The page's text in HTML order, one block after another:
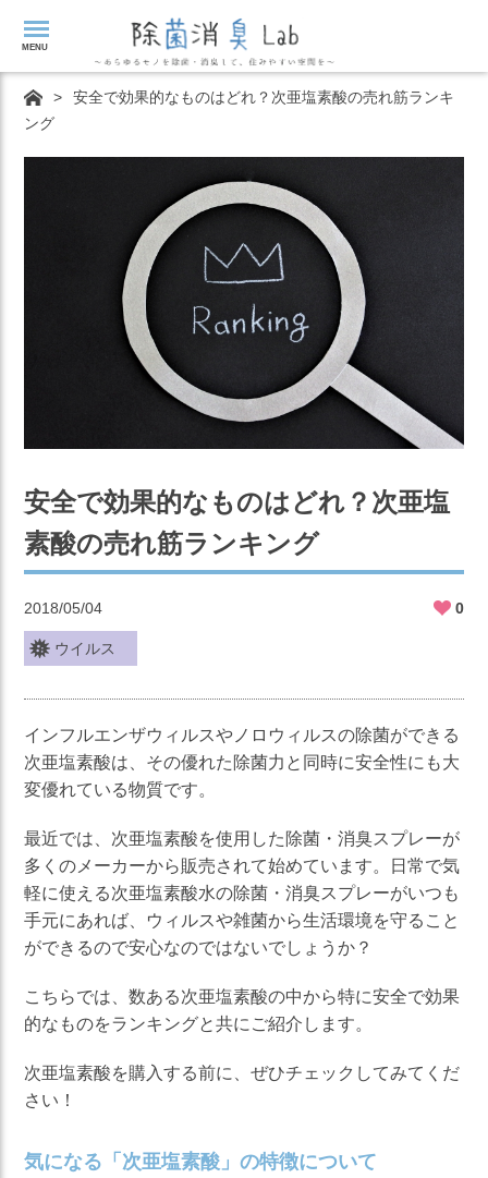
MENU
>
安全で効果的なものはどれ？次亜塩素酸の売れ筋ランキ
ング
安全で効果的なものはどれ？次亜塩
素酸の売れ筋ランキング
2018/05/04
ウイルス
0
インフルエンザウィルスやノロウィルスの除菌ができる
次亜塩素酸は、その優れた除菌力と同時に安全性にも大
変優れている物質です。
最近では、次亜塩素酸を使用した除菌・消臭スプレーが
多くのメーカーから販売されて始めています。日常で気
軽に使える次亜塩素酸水の除菌・消臭スプレーがいつも
手元にあれば、ウィルスや雑菌から生活環境を守ること
ができるので安心なのではないでしょうか？
こちらでは、数ある次亜塩素酸の中から特に安全で効果
的なものをランキングと共にご紹介します。
次亜塩素酸を購入する前に、ぜひチェックしてみてくだ
さい！
気になる「次亜塩素酸」の特徴について